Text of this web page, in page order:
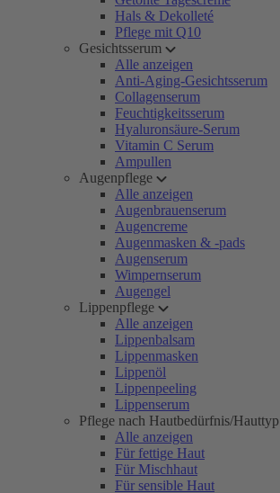
Hals & Dekolleté
Pflege mit Q10
Gesichtsserum
Alle anzeigen
Anti-Aging-Gesichtsserum
Collagenserum
Feuchtigkeitsserum
Hyaluronsäure-Serum
Vitamin C Serum
Ampullen
Augenpflege
Alle anzeigen
Augenbrauenserum
Augencreme
Augenmasken & -pads
Augenserum
Wimpernserum
Augengel
Lippenpflege
Alle anzeigen
Lippenbalsam
Lippenmasken
Lippenöl
Lippenpeeling
Lippenserum
Pflege nach Hautbedürfnis/Hauttyp
Alle anzeigen
Für fettige Haut
Für Mischhaut
Für sensible Haut